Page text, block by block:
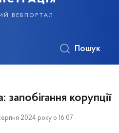
вебпортал
Пошук
запобігання корупції
2024 року о 16:07